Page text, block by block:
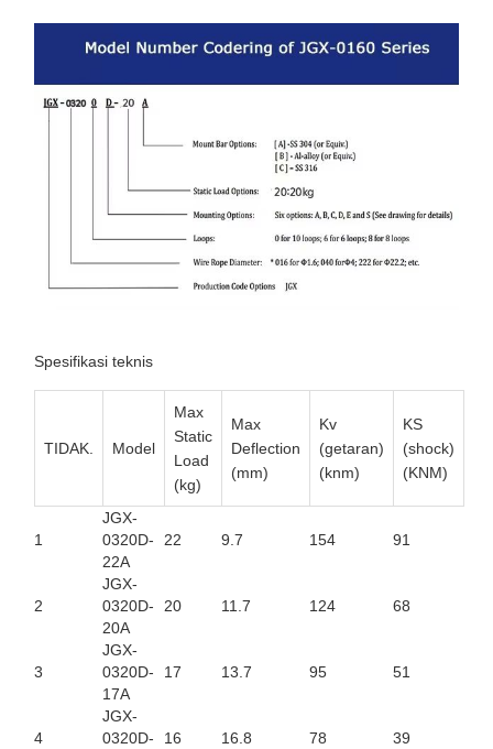
Spesifikasi teknis
TIDAK. Model
Max
Static
Load
(kg)
Max
Deflection
(mm)
Kv
(getaran)
(knm)
KS
(shock)
(KNM)
1
JGX-
0320D-
22A
22 9.7 154 91
2
JGX-
0320D-
20A
20 11.7 124 68
3
JGX-
0320D-
17A
17 13.7 95 51
4
JGX-
0320D-
16 16.8 78 39